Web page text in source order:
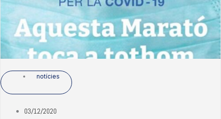
notícies
03/12/2020